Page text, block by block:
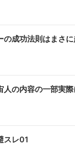
の成功法則はまさ
人の内容の一部実
スレ01